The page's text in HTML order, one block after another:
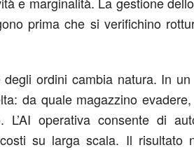
prima che si verifichino
degli ordini cambia natura. In
da quale magazzino
L’AI operativa consente di
su larga scala. Il risultato